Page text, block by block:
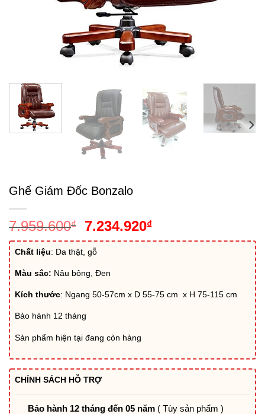
Ghế Giám Đốc Bonzalo
7.959.600₫
Giá
gốc
là:
7.959.600₫.
7.234.920₫Giá
hiện
Chất liệu: Da thật, gỗ
Màu sắc: Nâu bông, Đen
Kích thước: Ngang 50-57cm x D 55-75 cm x H 75-115 cm
Bảo hành 12 tháng
Sản phẩm hiện tại đang còn hàng
CHÍNH SÁCH HỖ TRỢ
Bảo hành 12 tháng đến 05 năm ( Tùy sản phẩm )